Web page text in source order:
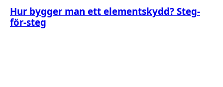
Hur bygger man ett elementskydd? Steg-
för-steg